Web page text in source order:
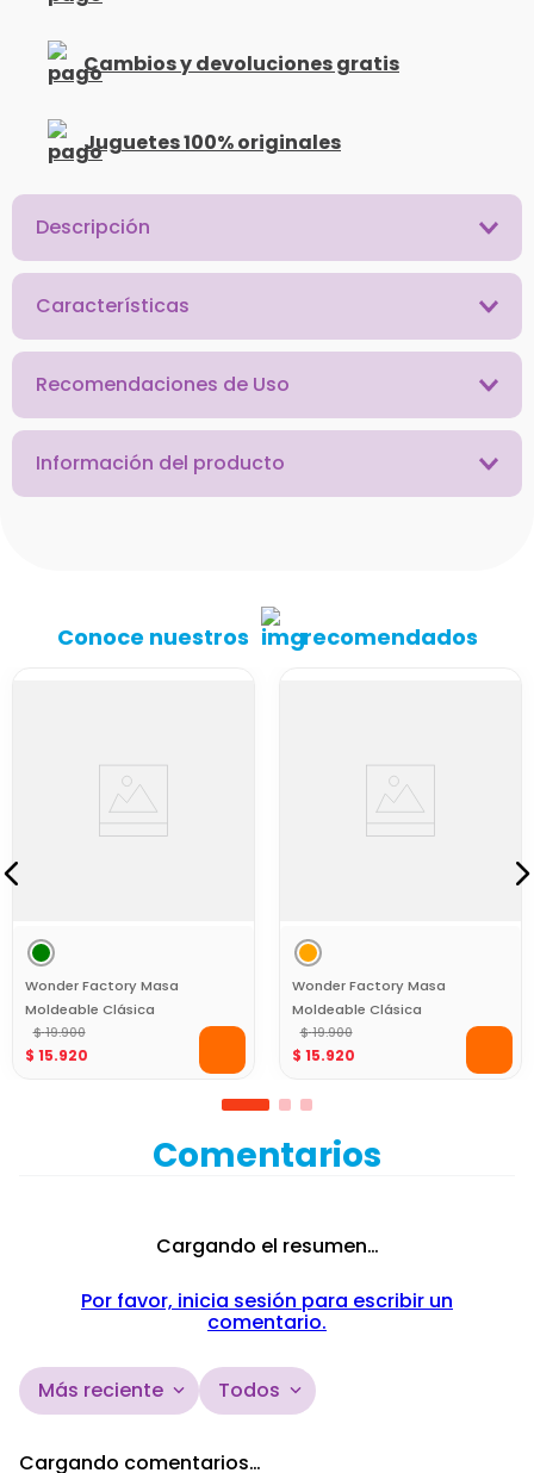
Cambios y devoluciones gratis
Juguetes 100% originales
Descripción
Características
Recomendaciones de Uso
Información del producto
Conoce nuestros recomendados
Wonder Factory Masa
Moldeable Clásica
Verde Libre de Gluten
para Juego Creativo
$ 19.900
$ 15.920
Wonder Factory Masa
Moldeable Clásica
Naranja Libre de Gluten
para Juego Creativo
$ 19.900
$ 15.920
Comentarios
Cargando el resumen…
Por favor, inicia sesión para escribir un
comentario.
Más reciente Todos
Cargando comentarios…